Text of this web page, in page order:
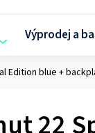
Výprodej a
Edition blue +
22